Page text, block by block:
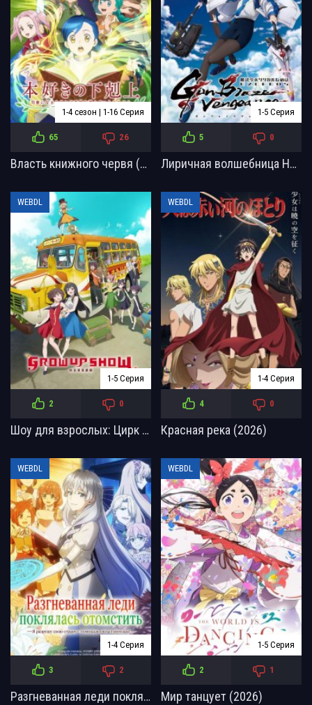
1-4 сезон | 1-16 Серия
65 26
Власть книжного червя (2019) 1-4 сезон
1-5 Серия
5 0
Лиричная волшебница Наноха: Опередители — Огненный выстрел возмездия (2026)
WEBDL
1-5 Серия
2 0
Шоу для взрослых: Цирк «Подсолнух» (2026)
WEBDL
1-4 Серия
4 0
Красная река (2026)
WEBDL
1-4 Серия
3 2
Разгневанная леди поклялась отомстить: Я разрушу свою страну с помощью силы гримуара! (2026)
WEBDL
1-5 Серия
2 1
Мир танцует (2026)